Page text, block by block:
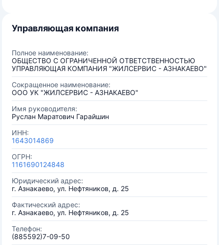
Управляющая компания
Полное наименование:
ОБЩЕСТВО С ОГРАНИЧЕННОЙ ОТВЕТСТВЕННОСТЬЮ
УПРАВЛЯЮЩАЯ КОМПАНИЯ "ЖИЛСЕРВИС - АЗНАКАЕВО"
Сокращенное наименование:
ООО УК "ЖИЛСЕРВИС - АЗНАКАЕВО"
Имя руководителя:
Руслан Маратович Гарайшин
ИНН:
1643014869
ОГРН:
1161690124848
Юридический адрес:
г. Азнакаево, ул. Нефтяников, д. 25
Фактический адрес:
г. Азнакаево, ул. Нефтяников, д. 25
Телефон:
(885592)7-09-50